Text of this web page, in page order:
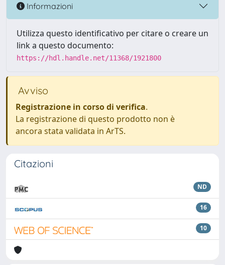
Informazioni
Utilizza questo identificativo per citare o creare un
link a questo documento:
https://hdl.handle.net/11368/1921800
Avviso
Registrazione in corso di verifica.
La registrazione di questo prodotto non è
ancora stata validata in ArTS.
Citazioni
ND
16
10